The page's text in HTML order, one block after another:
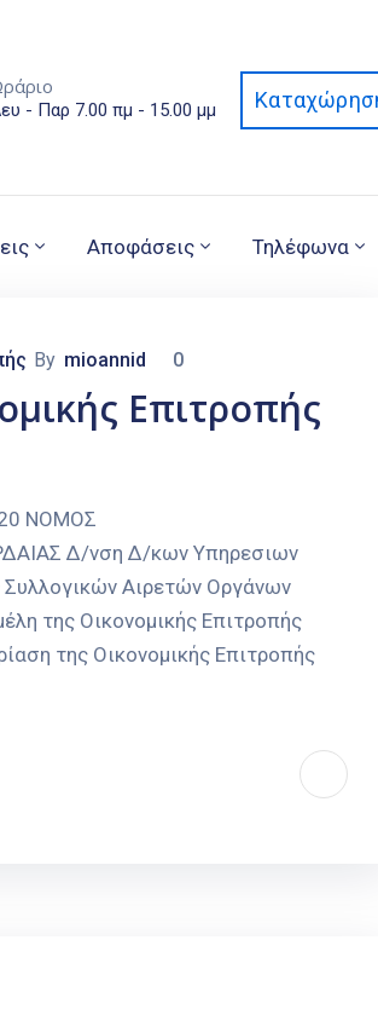
- Παρ 7.00 πμ - 15.00 μμ
Αποφάσεις Τηλέφωνα
By mioannid 0
Επιτροπής
ΝΟΜΟΣ
Δ/κων Υπηρεσιων
Αιρετών Οργάνων
της Οικονομικής Επιτροπής
της Οικονομικής Επιτροπής